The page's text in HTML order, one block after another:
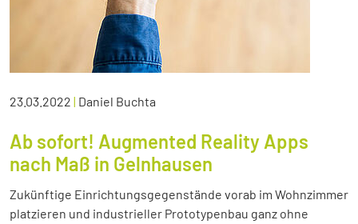
23.03.2022 | Daniel Buchta
Ab sofort! Augmented Reality Apps
nach Maß in Gelnhausen
Zukünftige Einrichtungsgegenstände vorab im Wohnzimmer
platzieren und industrieller Prototypenbau ganz ohne